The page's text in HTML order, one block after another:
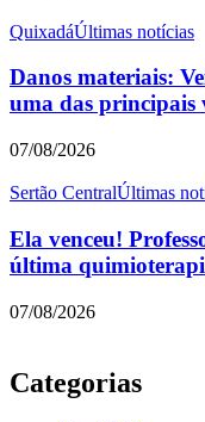
QuixadáÚltimas notícias
Danos materiais:
uma das principais
07/08/2026
Sertão CentralÚltimas
Ela venceu!
última
07/08/2026
Categorias